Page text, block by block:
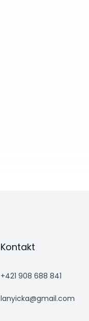
Kontakt
+421 908 688 841
lanyicka@gmail.com